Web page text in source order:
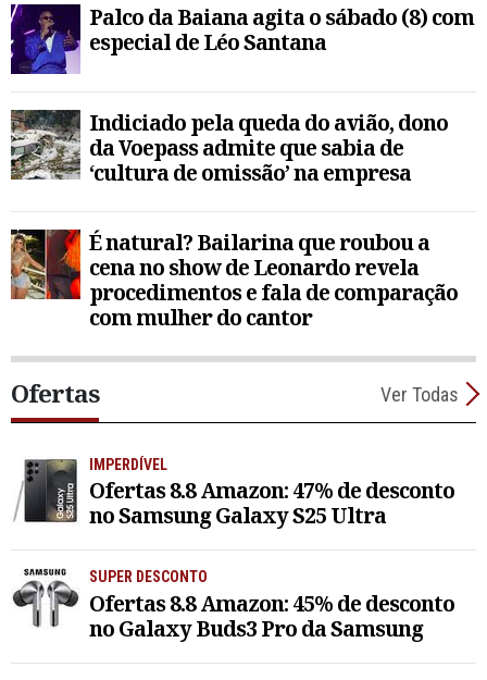
Palco da Baiana agita o sábado (8) com
especial de Léo Santana
Indiciado pela queda do avião, dono
da Voepass admite que sabia de
‘cultura de omissão’ na empresa
É natural? Bailarina que roubou a
cena no show de Leonardo revela
procedimentos e fala de comparação
com mulher do cantor
Ofertas Ver Todas
IMPERDÍVEL
Ofertas 8.8 Amazon: 47% de desconto
no Samsung Galaxy S25 Ultra
SUPER DESCONTO
Ofertas 8.8 Amazon: 45% de desconto
no Galaxy Buds3 Pro da Samsung